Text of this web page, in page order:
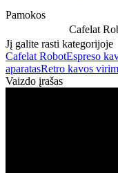
Pamokos
Cafelat
Jį galite rasti kategorijoje
Cafelat RobotEspreso
aparatasRetro kavos
Vaizdo įrašas